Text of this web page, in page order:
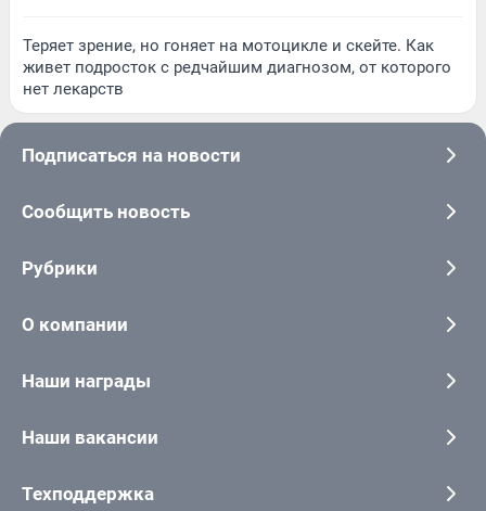
Теряет зрение, но гоняет на мотоцикле и скейте. Как
живет подросток с редчайшим диагнозом, от которого
нет лекарств
Подписаться на новости
Сообщить новость
Рубрики
О компании
Наши награды
Наши вакансии
Техподдержка